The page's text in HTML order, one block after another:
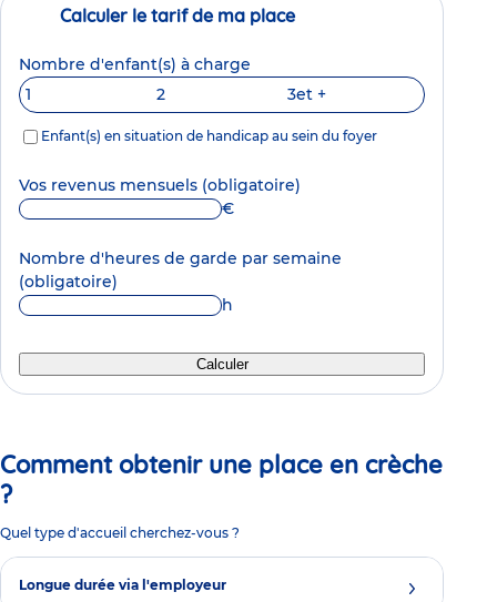
Calculer le tarif de ma place
Nombre d'enfant(s) à charge
1
2 3et +
Enfant(s) en situation de handicap au sein du foyer
Vos revenus mensuels (obligatoire)
€
Nombre d'heures de garde par semaine
(obligatoire)
h
Calculer
Comment obtenir une place en crèche
?
Quel type d'accueil cherchez-vous ?
Longue durée via l'employeur